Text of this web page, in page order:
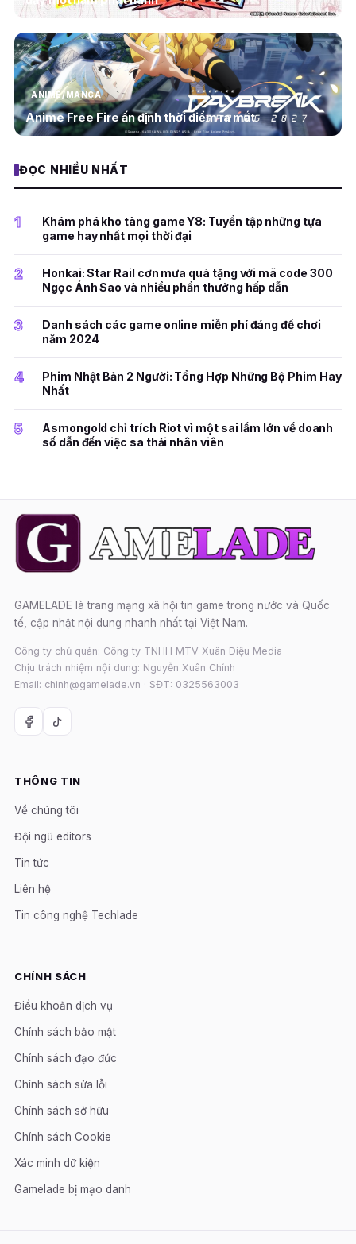
ANIME/MANGA
Anime Free Fire ấn định thời điểm ra mắt
ĐỌC NHIỀU NHẤT
1
Khám phá kho tàng game Y8: Tuyển tập những tựa
game hay nhất mọi thời đại
2
Honkai: Star Rail cơn mưa quà tặng với mã code 300
Ngọc Ánh Sao và nhiều phần thưởng hấp dẫn
3
Danh sách các game online miễn phí đáng để chơi
năm 2024
4
Phim Nhật Bản 2 Người: Tổng Hợp Những Bộ Phim Hay
Nhất
5
Asmongold chỉ trích Riot vì một sai lầm lớn về doanh
số dẫn đến việc sa thải nhân viên
GAMELADE là trang mạng xã hội tin game trong nước và Quốc
tế, cập nhật nội dung nhanh nhất tại Việt Nam.
Công ty chủ quản: Công ty TNHH MTV Xuân Diệu Media
Chịu trách nhiệm nội dung: Nguyễn Xuân Chính
Email: chinh@gamelade.vn · SĐT: 0325563003
THÔNG TIN
Về chúng tôi
Đội ngũ editors
Tin tức
Liên hệ
Tin công nghệ Techlade
CHÍNH SÁCH
Điều khoản dịch vụ
Chính sách bảo mật
Chính sách đạo đức
Chính sách sửa lỗi
Chính sách sở hữu
Chính sách Cookie
Xác minh dữ kiện
Gamelade bị mạo danh